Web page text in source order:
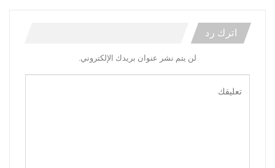
اترك رد
لن يتم نشر عنوان بريدك الإلكتروني.